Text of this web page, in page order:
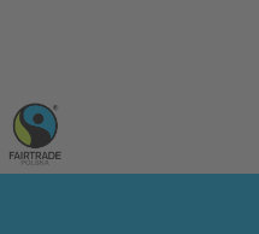
Produkty Fairtrade